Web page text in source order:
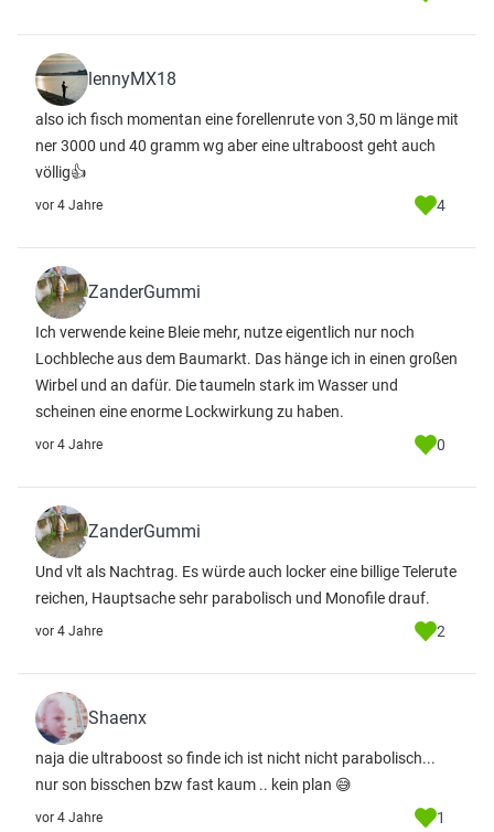
lennyMX18
also ich fisch momentan eine forellenrute von 3,50 m länge mit
ner 3000 und 40 gramm wg aber eine ultraboost geht auch
völlig👍
vor 4 Jahre 4
ZanderGummi
Ich verwende keine Bleie mehr, nutze eigentlich nur noch
Lochbleche aus dem Baumarkt. Das hänge ich in einen großen
Wirbel und an dafür. Die taumeln stark im Wasser und
scheinen eine enorme Lockwirkung zu haben.
vor 4 Jahre 0
ZanderGummi
Und vlt als Nachtrag. Es würde auch locker eine billige Telerute
reichen, Hauptsache sehr parabolisch und Monofile drauf.
vor 4 Jahre 2
Shaenx
naja die ultraboost so finde ich ist nicht nicht parabolisch...
nur son bisschen bzw fast kaum .. kein plan 😅
vor 4 Jahre 1